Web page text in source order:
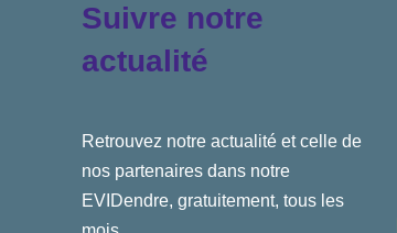
Suivre notre
actualité
Retrouvez notre actualité et celle de
nos partenaires dans notre
EVIDendre, gratuitement, tous les